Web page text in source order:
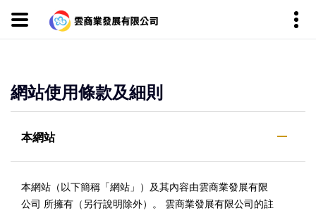
網站使用條款及細則
本網站
本網站（以下簡稱「網站」）及其內容由雲商業發展有限
公司 所擁有（另行說明除外）。 雲商業發展有限公司的註